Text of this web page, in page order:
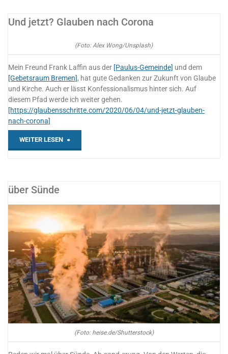
Und jetzt? Glauben nach Corona
(Foto: Alex Wong/Unsplash)
Mein Freund Frank Laffin aus der [Paulus-Gemeinde] und dem
[Gebetsraum Bremen], hat gute Gedanken zur Zukunft von Glaube
und Kirche. Auch er lässt Konfessionalismus hinter sich. Auf
diesem Pfad werde ich weiter gehen.
[https://glaubensschritte.com/2020/06/04/und-jetzt-glauben-
nach-corona]
WEITER LESEN „Und
Corona“
über Sünde
(Foto: heise.de/Shutterstock)